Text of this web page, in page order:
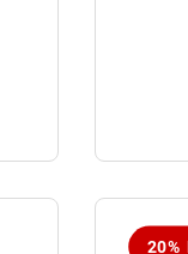
20%